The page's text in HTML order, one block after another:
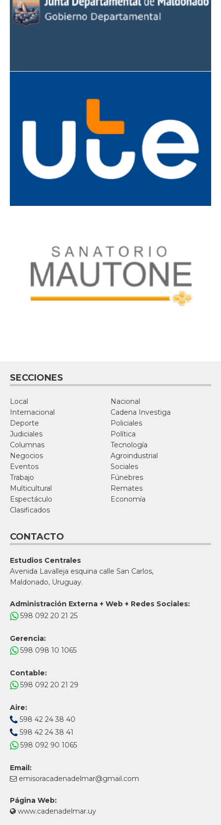
SECCIONES
Local
Nacional
Internacional
Cadena Investiga
Deporte
Policiales
Judiciales
Política
Columnas
Tecnología
Negocios
Agroindustrial
Eventos
Sociales
Trabajo
Fúnebres
Multicultural
Remates
Espectáculo
Economía
Clasificados
CONTACTO
Estudios Centrales
Avenida Lavalleja esquina calle San Carlos,
Maldonado, Uruguay.
Administración Externa + Web + Redes Sociales:
598 092 20 21 25
Gerencia:
598 098 10 1065
Contable:
598 092 20 21 29
Aire:
598 42 24 38 40
598 42 24 38 41
598 092 90 1065
Email:
emisoracadenadelmar@gmail.com
Página Web:
www.cadenadelmar.uy